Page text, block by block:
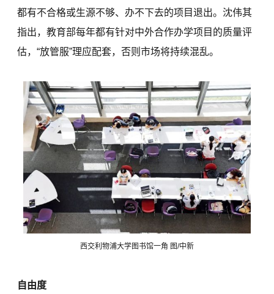
都有不合格或生源不够、办不下去的项目退出。沈伟其
指出，教育部每年都有针对中外合作办学项目的质量评
估，“放管服”理应配套，否则市场将持续混乱。
西交利物浦大学图书馆一角 图/中新
自由度